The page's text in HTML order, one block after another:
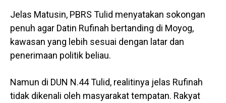
Jelas Matusin, PBRS Tulid menyatakan sokongan
penuh agar Datin Rufinah bertanding di Moyog,
kawasan yang lebih sesuai dengan latar dan
penerimaan politik beliau.
Namun di DUN N.44 Tulid, realitinya jelas Rufinah
tidak dikenali oleh masyarakat tempatan. Rakyat